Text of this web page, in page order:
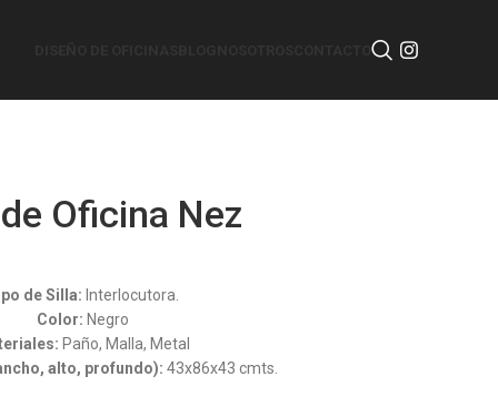
Oficina Nez
de Silla: Interlocutora.
Color: Negro
Paño, Malla, Metal
alto, profundo): 43x86x43 cmts.